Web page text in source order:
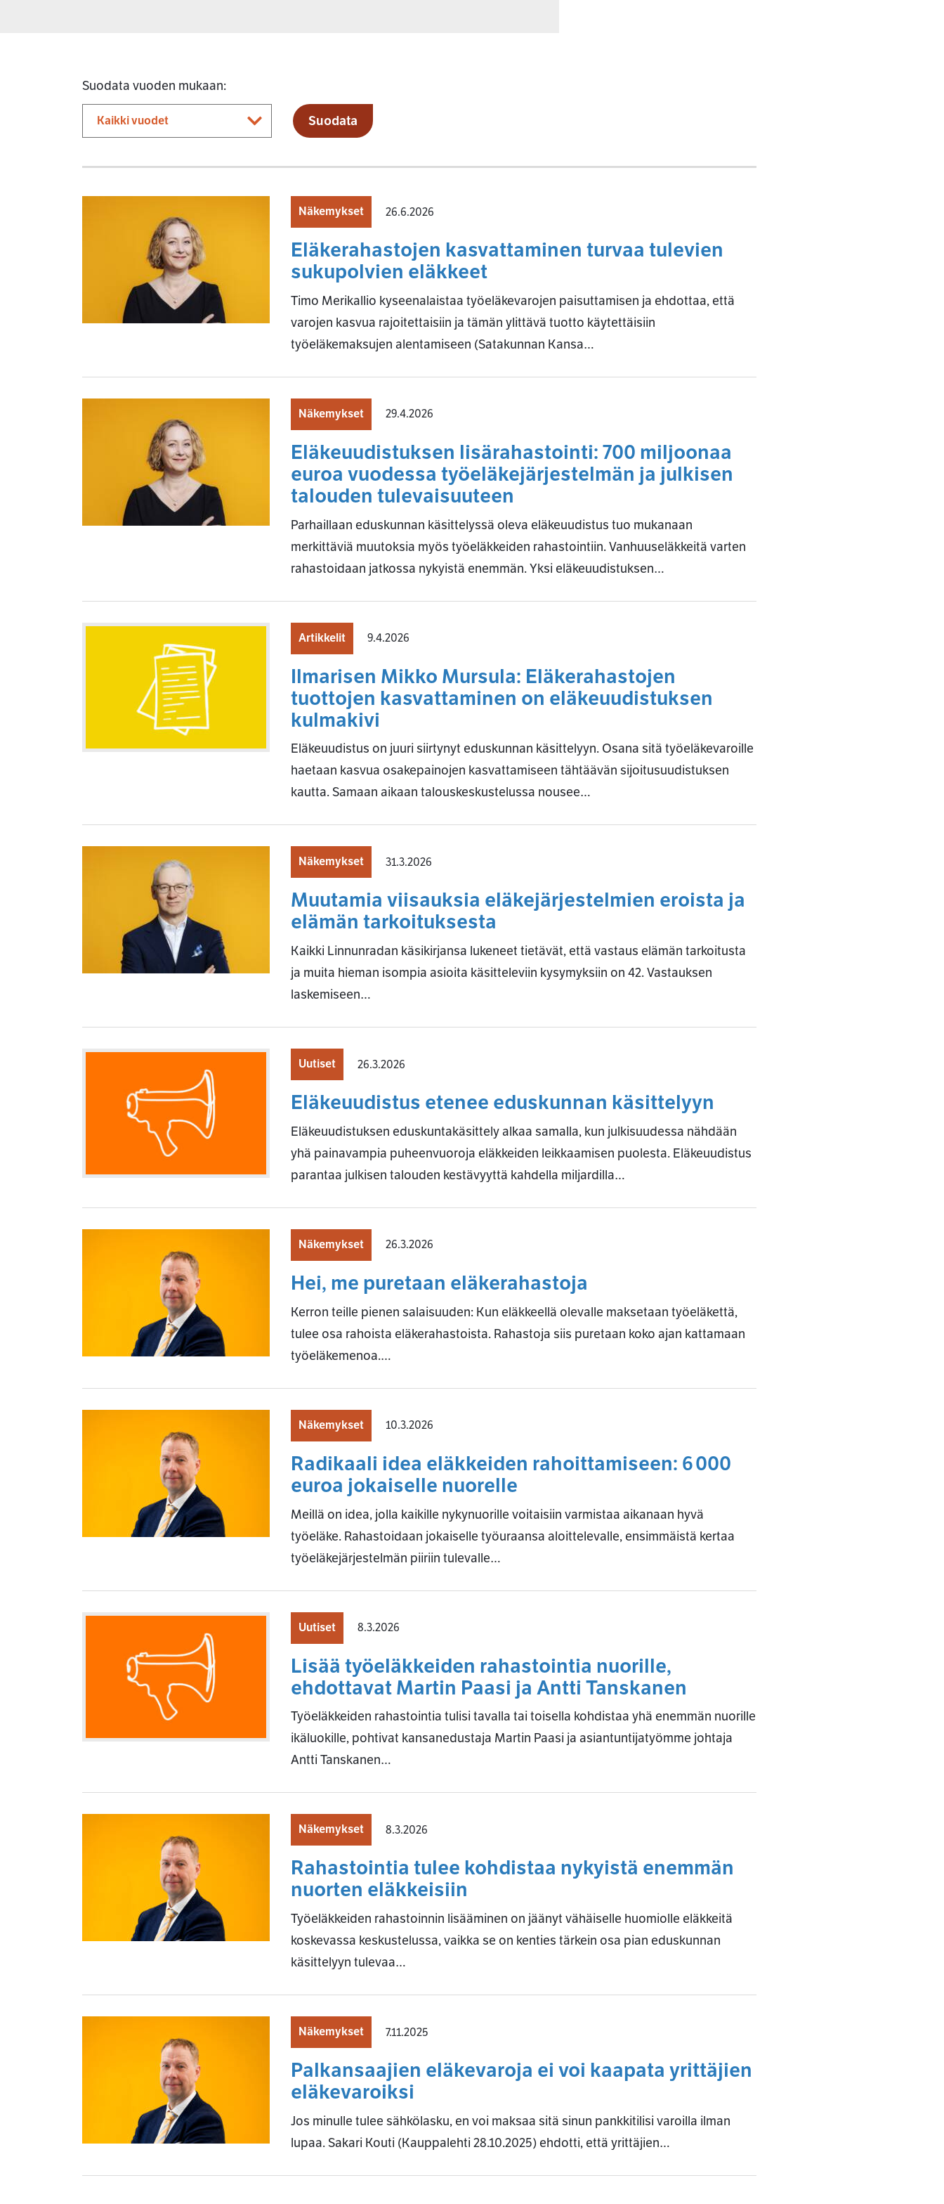
Suodata vuoden mukaan:
Suodata
Näkemykset 26.6.2026
Eläkerahastojen kasvattaminen turvaa tulevien
sukupolvien eläkkeet
Timo Merikallio kyseenalaistaa työeläkevarojen paisuttamisen ja ehdottaa, että
varojen kasvua rajoitettaisiin ja tämän ylittävä tuotto käytettäisiin
työeläkemaksujen alentamiseen (Satakunnan Kansa…
Näkemykset 29.4.2026
Eläkeuudistuksen lisärahastointi: 700 miljoonaa
euroa vuodessa työeläkejärjestelmän ja julkisen
talouden tulevaisuuteen
Parhaillaan eduskunnan käsittelyssä oleva eläkeuudistus tuo mukanaan
merkittäviä muutoksia myös työeläkkeiden rahastointiin. Vanhuuseläkkeitä varten
rahastoidaan jatkossa nykyistä enemmän. Yksi eläkeuudistuksen…
Artikkelit 9.4.2026
Ilmarisen Mikko Mursula: Eläkerahastojen
tuottojen kasvattaminen on eläkeuudistuksen
kulmakivi
Eläkeuudistus on juuri siirtynyt eduskunnan käsittelyyn. Osana sitä työeläkevaroille
haetaan kasvua osakepainojen kasvattamiseen tähtäävän sijoitusuudistuksen
kautta. Samaan aikaan talouskeskustelussa nousee…
Näkemykset 31.3.2026
Muutamia viisauksia eläkejärjestelmien eroista ja
elämän tarkoituksesta
Kaikki Linnunradan käsikirjansa lukeneet tietävät, että vastaus elämän tarkoitusta
ja muita hieman isompia asioita käsitteleviin kysymyksiin on 42. Vastauksen
laskemiseen…
Uutiset 26.3.2026
Eläkeuudistus etenee eduskunnan käsittelyyn
Eläkeuudistuksen eduskuntakäsittely alkaa samalla, kun julkisuudessa nähdään
yhä painavampia puheenvuoroja eläkkeiden leikkaamisen puolesta. Eläkeuudistus
parantaa julkisen talouden kestävyyttä kahdella miljardilla…
Näkemykset 26.3.2026
Hei, me puretaan eläkerahastoja
Kerron teille pienen salaisuuden: Kun eläkkeellä olevalle maksetaan työeläkettä,
tulee osa rahoista eläkerahastoista. Rahastoja siis puretaan koko ajan kattamaan
työeläkemenoa.…
Näkemykset 10.3.2026
Radikaali idea eläkkeiden rahoittamiseen: 6 000
euroa jokaiselle nuorelle
Meillä on idea, jolla kaikille nykynuorille voitaisiin varmistaa aikanaan hyvä
työeläke. Rahastoidaan jokaiselle työuraansa aloittelevalle, ensimmäistä kertaa
työeläkejärjestelmän piiriin tulevalle…
Uutiset 8.3.2026
Lisää työeläkkeiden rahastointia nuorille,
ehdottavat Martin Paasi ja Antti Tanskanen
Työeläkkeiden rahastointia tulisi tavalla tai toisella kohdistaa yhä enemmän nuorille
ikäluokille, pohtivat kansanedustaja Martin Paasi ja asiantuntijatyömme johtaja
Antti Tanskanen…
Näkemykset 8.3.2026
Rahastointia tulee kohdistaa nykyistä enemmän
nuorten eläkkeisiin
Työeläkkeiden rahastoinnin lisääminen on jäänyt vähäiselle huomiolle eläkkeitä
koskevassa keskustelussa, vaikka se on kenties tärkein osa pian eduskunnan
käsittelyyn tulevaa…
Näkemykset 7.11.2025
Palkansaajien eläkevaroja ei voi kaapata yrittäjien
eläkevaroiksi
Jos minulle tulee sähkölasku, en voi maksaa sitä sinun pankkitilisi varoilla ilman
lupaa. Sakari Kouti (Kauppalehti 28.10.2025) ehdotti, että yrittäjien…